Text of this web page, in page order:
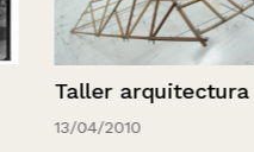
Taller arquitectura
13/04/2010